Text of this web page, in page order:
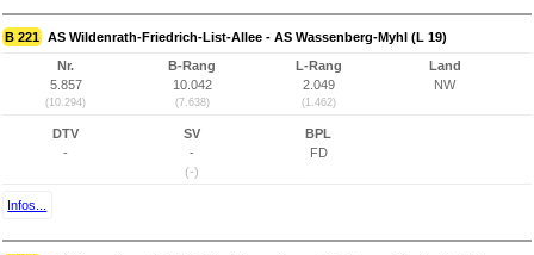
B 221 AS Wildenrath-Friedrich-List-Allee - AS Wassenberg-Myhl (L 19)
Nr.
5.857
(10.294)
B-Rang
10.042
(7.638)
L-Rang
2.049
(1.462)
Land
NW
DTV
-
SV
-
(-)
BPL
FD
Infos...